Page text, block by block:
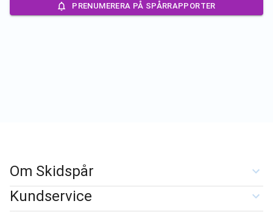
PRENUMERERA PÅ SPÅRRAPPORTER
Om Skidspår
Kundservice